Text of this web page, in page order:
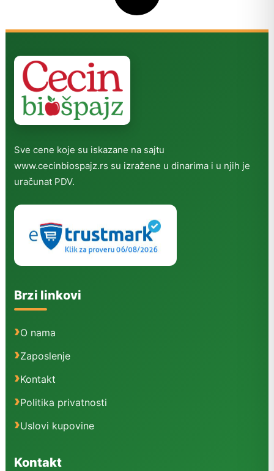
Sve cene koje su iskazane na sajtu
www.cecinbiospajz.rs su izražene u dinarima i u njih je
uračunat PDV.
Brzi linkovi
O nama
Zaposlenje
Kontakt
Politika privatnosti
Uslovi kupovine
Kontakt